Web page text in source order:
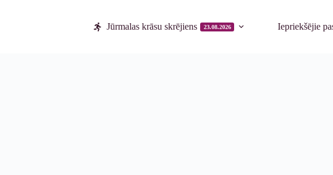
Jūrmalas krāsu skrējiens 23.08.2026 Iepriekšējie